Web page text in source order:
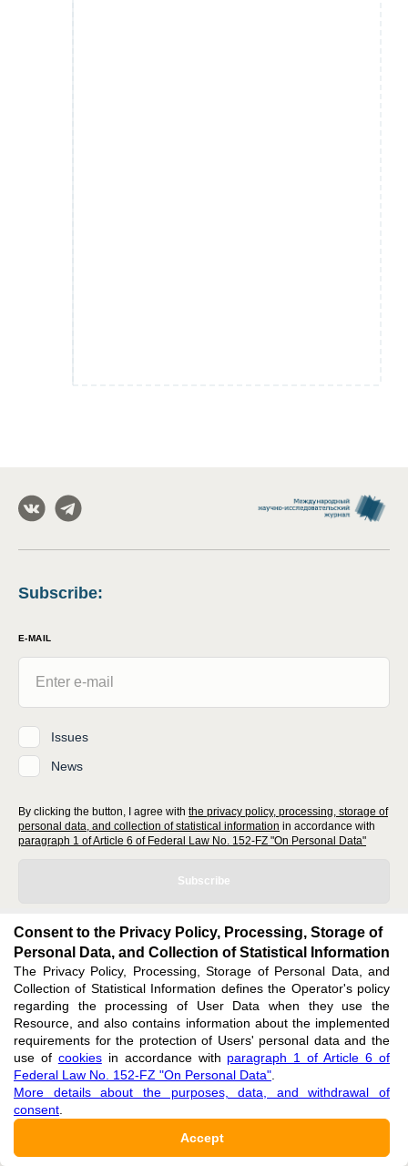
Subscribe:
E-MAIL
Issues
News
By clicking the button, I agree with the privacy policy, processing, storage of
personal data, and collection of statistical information in accordance with
paragraph 1 of Article 6 of Federal Law No. 152-FZ "On Personal Data"
Subscribe
editors@research-journal.org
620066, Sverdlovsk region, Yekaterinburg, st. Akademicheskaya, 11A,
office 1
Feedback
Consent to the Privacy Policy, Processing, Storage of
Personal Data, and Collection of Statistical Information
The Privacy Policy, Processing, Storage of Personal Data, and
Collection of Statistical Information defines the Operator's policy
regarding the processing of User Data when they use the
Resource, and also contains information about the implemented
requirements for the protection of Users' personal data and the
use of cookiesin accordance with paragraph 1 of Article 6 of
Federal Law No. 152-FZ "On Personal Data"
More details about the purposes, data, and withdrawal of
consent
Accept